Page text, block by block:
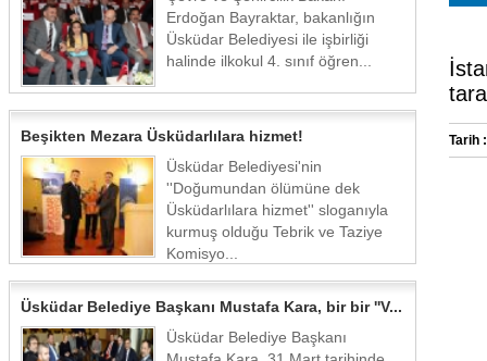
Erdoğan Bayraktar, bakanlığın
Üsküdar Belediyesi ile işbirliği
halinde ilkokul 4. sınıf öğren...
Beşikten Mezara Üsküdarlılara hizmet!
Üsküdar Belediyesi'nin
''Doğumundan ölümüne dek
Üsküdarlılara hizmet'' sloganıyla
kurmuş olduğu Tebrik ve Taziye
Komisyo...
Üsküdar Belediye Başkanı Mustafa Kara, bir bir ''V...
Üsküdar Belediye Başkanı
Tarih :